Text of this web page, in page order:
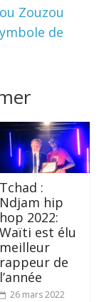
Zouzou
de
Tchad :
Ndjam hip
hop 2022:
Waïti est élu
meilleur
rappeur de
l’année
26 mars 2022